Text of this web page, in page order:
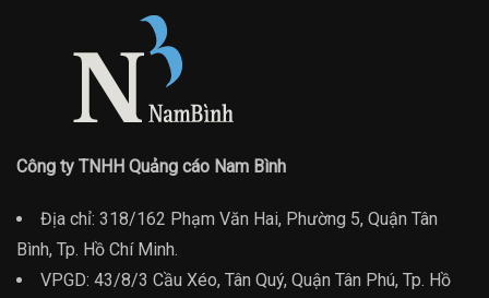
Công ty TNHH Quảng cáo Nam Bình
Địa chỉ: 318/162 Phạm Văn Hai, Phường 5, Quận Tân
Bình, Tp. Hồ Chí Minh.
VPGD: 43/8/3 Cầu Xéo, Tân Quý, Quận Tân Phú, Tp. Hồ